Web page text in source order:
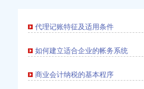
口权）
代理记账特征及适用条件
如何建立适合企业的帐务系统
商业会计纳税的基本程序